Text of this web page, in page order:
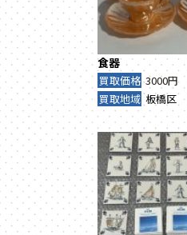
食器
買取価格 3000円
買取地域 板橋区